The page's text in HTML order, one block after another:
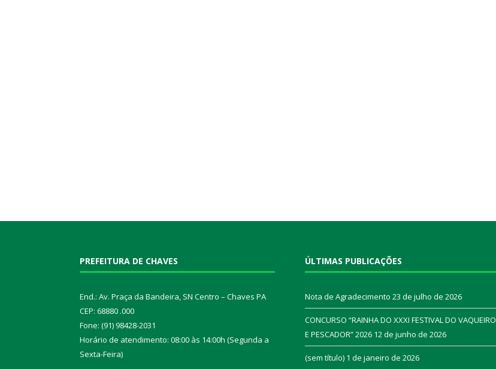
PREFEITURA DE CHAVES
End.: Av. Praça da Bandeira, SN Centro – Chaves PA
CEP: 68880 .000
Fone: (91) 98428-2031
Horário de atendimento: 08:00 às 14:00h (Segunda a
Sexta-Feira)
ÚLTIMAS PUBLICAÇÕES
Nota de Agradecimento 23 de julho de 2026
CONCURSO “RAINHA DO XXXI FESTIVAL DO VAQUEIRO
E PESCADOR” 2026 12 de junho de 2026
(sem título) 1 de janeiro de 2026